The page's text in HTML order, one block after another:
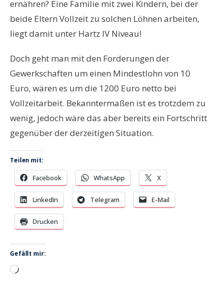
ernähren? Eine Familie mit zwei Kindern, bei der
beide Eltern Vollzeit zu solchen Löhnen arbeiten,
liegt damit unter Hartz IV Niveau!
Doch geht man mit den Forderungen der
Gewerkschaften um einen Mindestlohn von 10
Euro, wären es um die 1200 Euro netto bei
Vollzeitarbeit. Bekanntermaßen ist es trotzdem zu
wenig, jedoch wäre das aber bereits ein Fortschritt
gegenüber der derzeitigen Situation.
Teilen mit:
Facebook WhatsApp X
LinkedIn Telegram E-Mail
Drucken
Gefällt mir:
Wird